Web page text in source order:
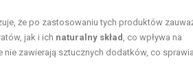
że po zastosowaniu tych produktów
jak i ich naturalny skład , co wpływa na
zawierają sztucznych dodatków, co